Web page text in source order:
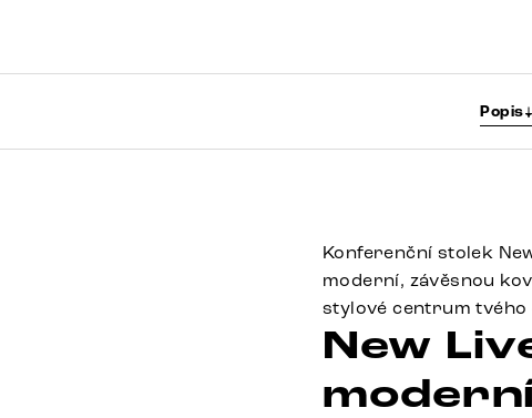
Popis
Konferenční stolek
moderní, závěsnou
stylové centrum tvého
New